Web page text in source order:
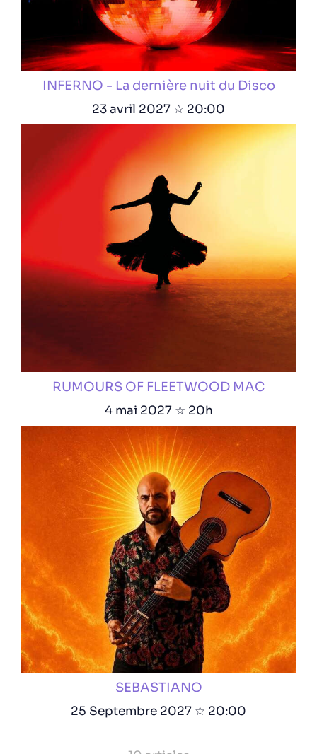
INFERNO - La dernière nuit du Disco
23 avril 2027 ☆ 20:00
RUMOURS OF FLEETWOOD MAC
4 mai 2027 ☆ 20h
SEBASTIANO
25 Septembre 2027 ☆ 20:00